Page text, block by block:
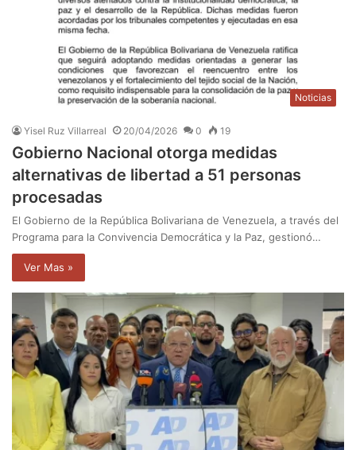
Noticias
Yisel Ruz Villarreal 20/04/2026 0 19
Gobierno Nacional otorga medidas
alternativas de libertad a 51 personas
procesadas
El Gobierno de la República Bolivariana de Venezuela, a través del
Programa para la Convivencia Democrática y la Paz, gestionó…
Ver Mas »